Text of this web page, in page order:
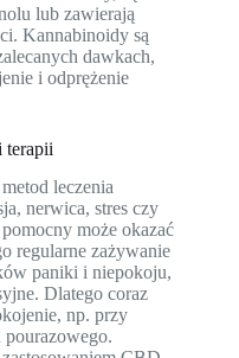
lub zawierają
Kannabinoidy są
dawkach,
i odprężenie
terapii
leczenia
nerwica, stres czy
może okazać
regularne zażywanie
paniki i niepokoju,
Dlatego coraz
np. przy